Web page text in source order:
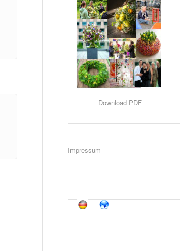
Download PDF
Impressum